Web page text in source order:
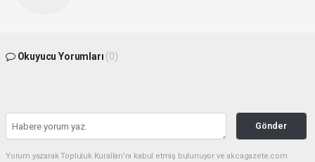
Okuyucu Yorumları (0)
Gönder
Yorum yazarak Topluluk Kuralları’nı kabul etmiş bulunuyor ve akcagazete.com